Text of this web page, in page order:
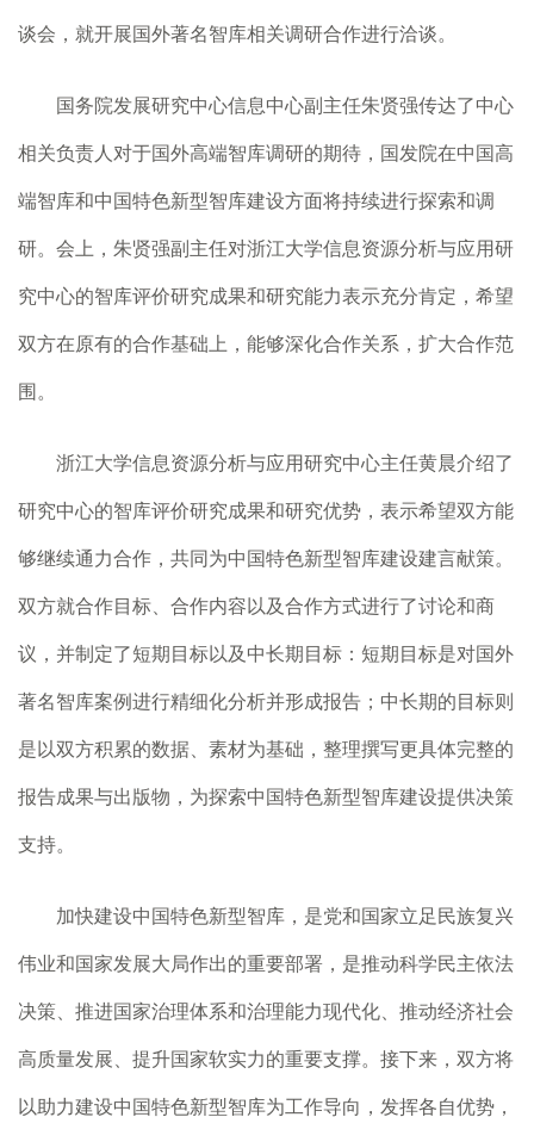
谈会，就开展国外著名智库相关调研合作进行洽谈。
国务院发展研究中心信息中心副主任朱贤强传达了中心
相关负责人对于国外高端智库调研的期待，国发院在中国高
端智库和中国特色新型智库建设方面将持续进行探索和调
研。会上，朱贤强副主任对浙江大学信息资源分析与应用研
究中心的智库评价研究成果和研究能力表示充分肯定，希望
双方在原有的合作基础上，能够深化合作关系，扩大合作范
围。
浙江大学信息资源分析与应用研究中心主任黄晨介绍了
研究中心的智库评价研究成果和研究优势，表示希望双方能
够继续通力合作，共同为中国特色新型智库建设建言献策。
双方就合作目标、合作内容以及合作方式进行了讨论和商
议，并制定了短期目标以及中长期目标：短期目标是对国外
著名智库案例进行精细化分析并形成报告；中长期的目标则
是以双方积累的数据、素材为基础，整理撰写更具体完整的
报告成果与出版物，为探索中国特色新型智库建设提供决策
支持。
加快建设中国特色新型智库，是党和国家立足民族复兴
伟业和国家发展大局作出的重要部署，是推动科学民主依法
决策、推进国家治理体系和治理能力现代化、推动经济社会
高质量发展、提升国家软实力的重要支撑。接下来，双方将
以助力建设中国特色新型智库为工作导向，发挥各自优势，